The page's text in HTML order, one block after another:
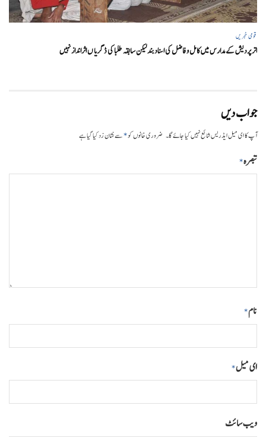
قومی خبریں
اتر پردیش کےمدارس میں کامل و فاضل کی اسناد بند لیکن سابقہ طلبا کی ڈگریا ں اثرانداز نہیں
جواب دیں
آپ کا ای میل ایڈریس شائع نہیں کیا جائے گا۔ ضروری خانوں کو*سے نشان زد کیا گیا ہے
تبصرہ*
نام*
ای میل*
ویب‌ سائٹ